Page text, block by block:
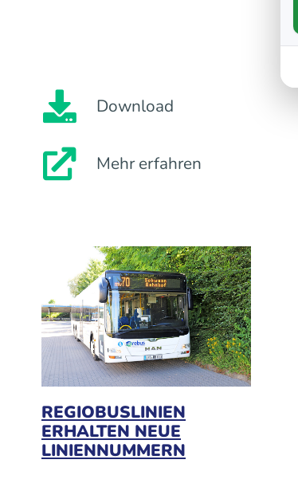
Download
Mehr erfahren
REGIOBUSLINIEN
ERHALTEN NEUE
LINIENNUMMERN